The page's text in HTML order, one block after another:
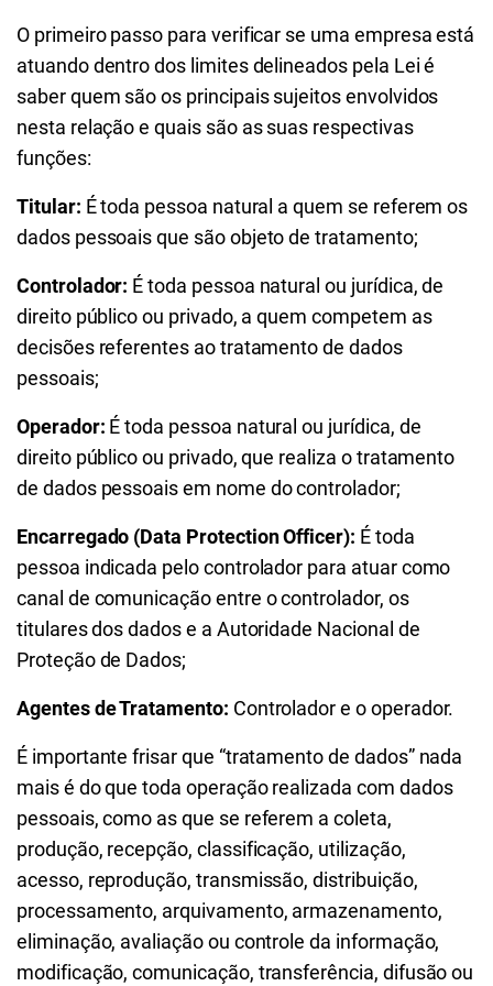
O primeiro passo para verificar se uma empresa está
atuando dentro dos limites delineados pela Lei é
saber quem são os principais sujeitos envolvidos
nesta relação e quais são as suas respectivas
funções:
Titular: É toda pessoa natural a quem se referem os
dados pessoais que são objeto de tratamento;
Controlador: É toda pessoa natural ou jurídica, de
direito público ou privado, a quem competem as
decisões referentes ao tratamento de dados
pessoais;
Operador: É toda pessoa natural ou jurídica, de
direito público ou privado, que realiza o tratamento
de dados pessoais em nome do controlador;
Encarregado (Data Protection Officer): É toda
pessoa indicada pelo controlador para atuar como
canal de comunicação entre o controlador, os
titulares dos dados e a Autoridade Nacional de
Proteção de Dados;
Agentes de Tratamento: Controlador e o operador.
É importante frisar que “tratamento de dados” nada
mais é do que toda operação realizada com dados
pessoais, como as que se referem a coleta,
produção, recepção, classificação, utilização,
acesso, reprodução, transmissão, distribuição,
processamento, arquivamento, armazenamento,
eliminação, avaliação ou controle da informação,
modificação, comunicação, transferência, difusão ou